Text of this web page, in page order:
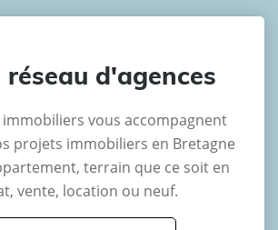
réseau d'agences
immobiliers vous accompagnent
projets immobiliers en Bretagne
terrain que ce soit en
vente, location ou neuf.